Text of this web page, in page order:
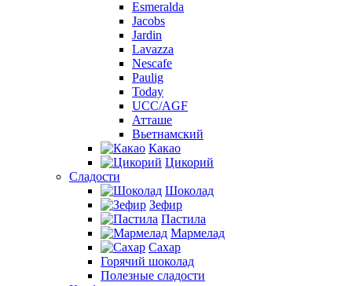
Esmeralda
Jacobs
Jardin
Lavazza
Nescafe
Paulig
Today
UCC/AGF
Атташе
Вьетнамский
Какао
Цикорий
Сладости
Шоколад
Зефир
Пастила
Мармелад
Сахар
Горячий шоколад
Полезные сладости